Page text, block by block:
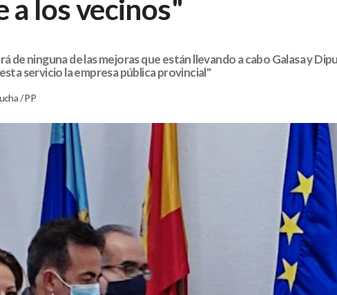
a los vecinos"
de ninguna de las mejoras que están llevando a cabo Galasa y
servicio la empresa pública provincial"
/PP